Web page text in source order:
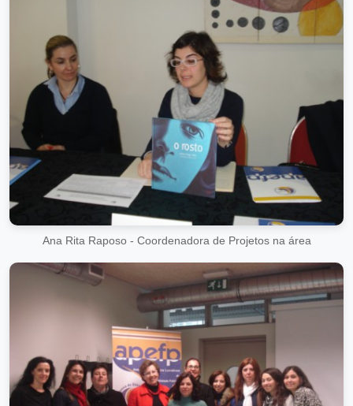
Ana Rita Raposo - Coordenadora de Projetos na área